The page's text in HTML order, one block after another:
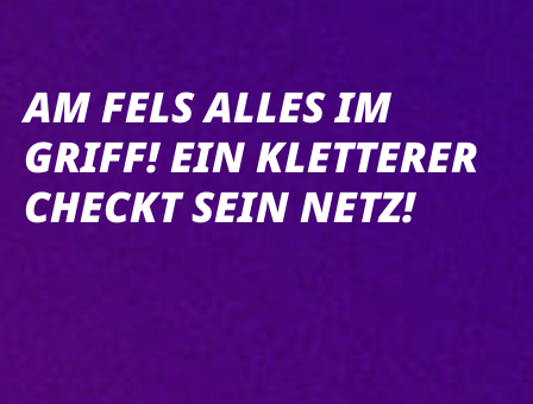
AM FELS ALLES IM
GRIFF! EIN KLETTERER
CHECKT SEIN NETZ!